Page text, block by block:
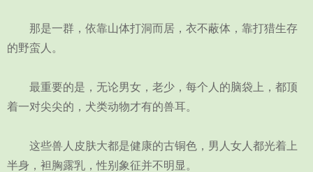
那是一群，依靠山体打洞而居，衣不蔽体，靠打猎生存
的野蛮人。
最重要的是，无论男女，老少，每个人的脑袋上，都顶
着一对尖尖的，犬类动物才有的兽耳。
这些兽人皮肤大都是健康的古铜色，男人女人都光着上
半身，袒胸露乳，性别象征并不明显。